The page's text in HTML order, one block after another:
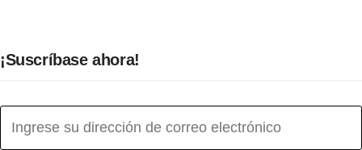
¡Suscríbase ahora!